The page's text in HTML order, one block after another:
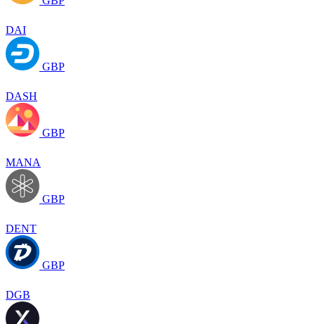
DAI
GBP
DASH
GBP
MANA
GBP
DENT
GBP
DGB